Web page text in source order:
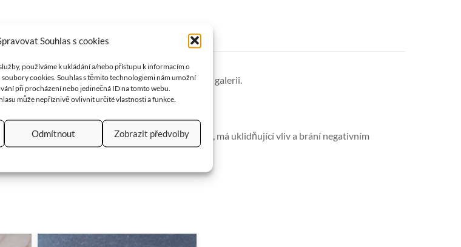
Souhlas s cookies
používáme k ukládání a/nebo přístupu k informacím o
cookies. Souhlas s těmito technologiemi nám umožní
při procházení nebo jedinečná ID na tomto webu.
může nepříznivě ovlivnit určité vlastnosti a funkce.
Odmítnout Zobrazit předvolby
je v přední části. Foto na dekoltu figuríny v galerii.
jako symbol čistoty. Přináší štěstí a zdraví, má uklidňující vliv a brání negativním
bohatství a štěstí. Čistí mysl…